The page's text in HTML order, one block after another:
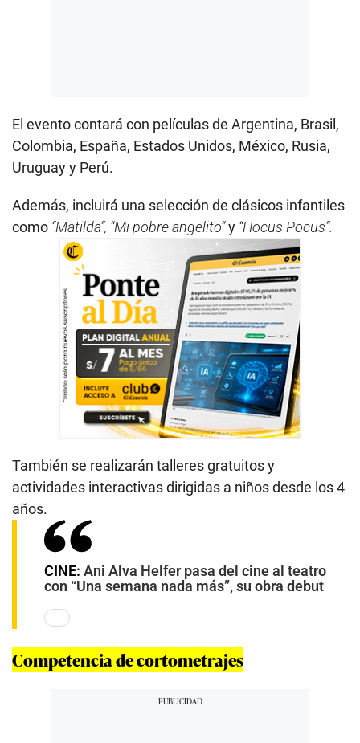
El evento contará con películas de Argentina, Brasil,
Colombia, España, Estados Unidos, México, Rusia,
Uruguay y Perú.
Además, incluirá una selección de clásicos infantiles
como “Matilda”, “Mi pobre angelito”y “Hocus Pocus”.
También se realizarán talleres gratuitos y
actividades interactivas dirigidas a niños desde los 4
años.
CINE: Ani Alva Helfer pasa del cine al teatro
con “Una semana nada más”, su obra debut
Competencia de cortometrajes